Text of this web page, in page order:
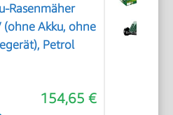
Rasenmäher
(ohne Akku, ohne
Petrol
154,65 €